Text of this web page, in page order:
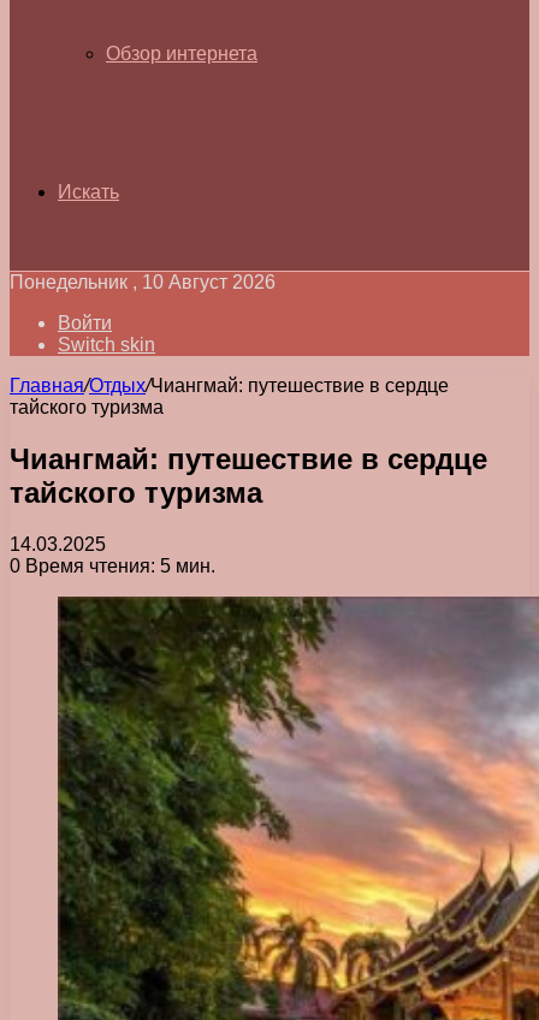
Обзор интернета
Искать
Понедельник , 10 Август 2026
Войти
Switch skin
Главная/Отдых/Чиангмай: путешествие в сердце
тайского туризма
Чиангмай: путешествие в сердце
тайского туризма
14.03.2025
0 Время чтения: 5 мин.